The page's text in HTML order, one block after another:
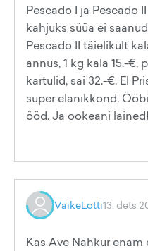
Pescado I ja Pescado
kahjuks süüa ei
Pescado II täielikult
annus, 1 kg kala 15.-€,
kartulid, sai 32.-€. El
super elanikkond.
ööd. Ja ookeani
VäikeLotti13. dets
Kas Ave Nahkur